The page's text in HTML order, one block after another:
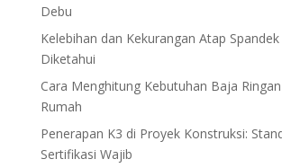
Debu
Kelebihan dan Kekurangan Atap
Diketahui
Cara Menghitung Kebutuhan Baja
Rumah
Penerapan K3 di Proyek Konstruksi:
Sertifikasi Wajib